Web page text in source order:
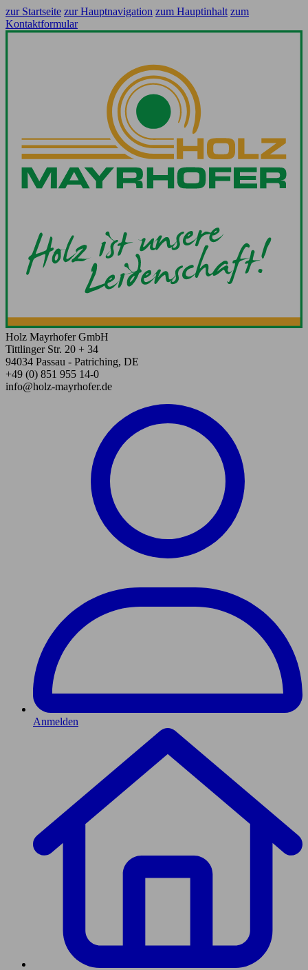
zur Startseite zur Hauptnavigation zum Hauptinhalt zum
Kontaktformular
Holz Mayrhofer GmbH
Tittlinger Str. 20 + 34
94034 Passau - Patriching, DE
+49 (0) 851 955 14-0
info@holz-mayrhofer.de
Anmelden